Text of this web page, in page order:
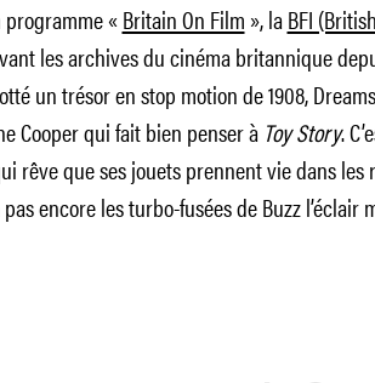
programme «Britain On Film », laBFI
les archives du cinéma britannique
un trésor en stop motion de 1908,
Cooper qui fait bien penser à Toy Story.
rêve que ses jouets prennent vie dans les
pas encore les turbo-fusées de Buzz l’éclair